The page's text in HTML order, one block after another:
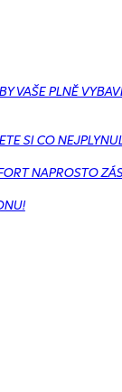
VAŠE PLNĚ
SI CO
NAPROSTO